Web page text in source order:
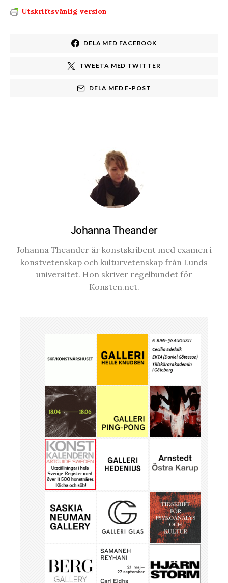
Utskriftsvänlig version
DELA MED FACEBOOK
TWEETA MED TWITTER
DELA MED E-POST
Johanna Theander
Johanna Theander är konstskribent med examen i
konstvetenskap och kulturvetenskap från Lunds
universitet. Hon skriver regelbundet för
Konsten.net.